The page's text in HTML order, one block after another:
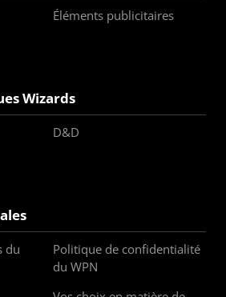
Éléments publicitaires
Wizards
D&D
du
Politique de confidentialité
du WPN